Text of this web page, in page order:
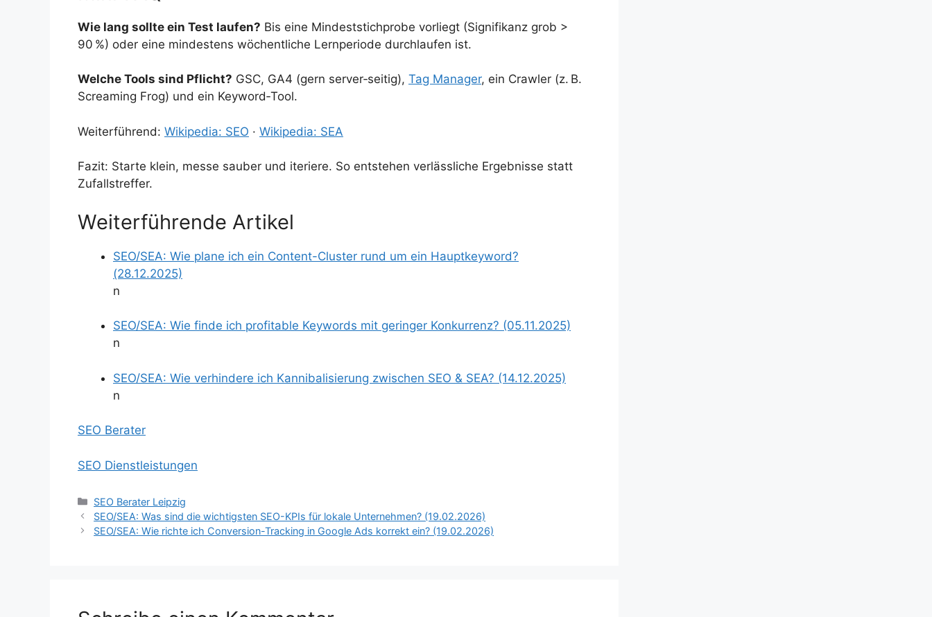
Wie lang sollte ein Test laufen? Bis eine Mindeststichprobe vorliegt (Signifikanz grob >
90 %) oder eine mindestens wöchentliche Lernperiode durchlaufen ist.
Welche Tools sind Pflicht? GSC, GA4 (gern server‑seitig), Tag Manager, ein Crawler (z. B.
Screaming Frog) und ein Keyword‑Tool.
Weiterführend: Wikipedia: SEO · Wikipedia: SEA
Fazit: Starte klein, messe sauber und iteriere. So entstehen verlässliche Ergebnisse statt
Zufallstreffer.
Weiterführende Artikel
SEO/SEA: Wie plane ich ein Content-Cluster rund um ein Hauptkeyword?
(28.12.2025)
n
SEO/SEA: Wie finde ich profitable Keywords mit geringer Konkurrenz? (05.11.2025)
n
SEO/SEA: Wie verhindere ich Kannibalisierung zwischen SEO & SEA? (14.12.2025)
n
SEO Berater
SEO Dienstleistungen
Kategorien
SEO Berater Leipzig
SEO/SEA: Was sind die wichtigsten SEO-KPIs für lokale Unternehmen? (19.02.2026)
SEO/SEA: Wie richte ich Conversion-Tracking in Google Ads korrekt ein? (19.02.2026)